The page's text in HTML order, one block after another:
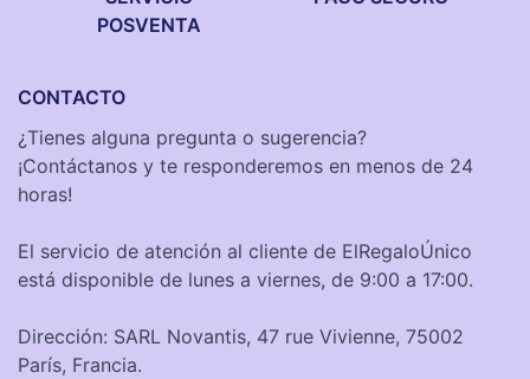
POSVENTA
CONTACTO
¿Tienes alguna pregunta o sugerencia?
¡Contáctanos y te responderemos en menos de 24
horas!
El servicio de atención al cliente de ElRegaloÚnico
está disponible de lunes a viernes, de 9:00 a 17:00.
Dirección: SARL Novantis, 47 rue Vivienne, 75002
París, Francia.